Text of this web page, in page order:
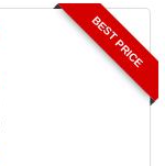
BEST PRICE